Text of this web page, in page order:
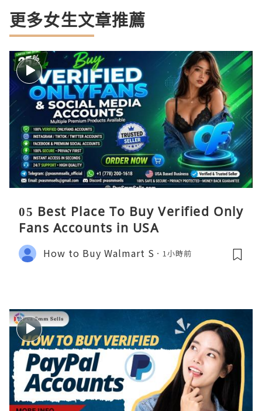
更多女生文章推薦
05 Best Place To Buy Verified Only
Fans Accounts in USA
How to Buy Walmart S 1小時前